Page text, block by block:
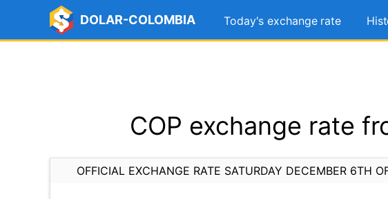
DOLAR-COLOMBIA Today's exchange rate
COP exchange rate
OFFICIAL EXCHANGE RATE SATURDAY DECEMBER 6TH